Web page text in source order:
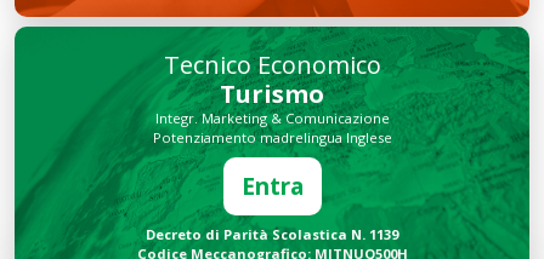
Tecnico Economico
Turismo
Integr. Marketing & Comunicazione
Potenziamento madrelingua Inglese
Entra
Decreto di Parità Scolastica N. 1139
Codice Meccanografico: MITNUQ500H